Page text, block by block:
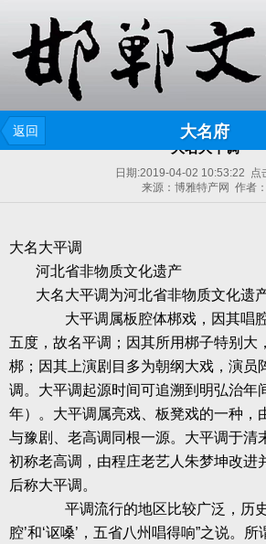
返回 大名府
大名大平调
日期:2019-04-02 10:53:22 点
来源：博雅特产网 作者：
大名大平调
河北省非物质文化遗产
大名大平调为河北省非物质文化遗产
大平调属板腔体梆戏，因其唱腔
五度，故名平调；因其所用梆子特别大
梆；因其上演剧目多为朝纲大戏，演员
调。大平调起源时间可追溯到明弘治年
年）。大平调属亮戏、板凳戏的一种，
与豫剧、老高调同根一源。大平调于清
初称老高调，由程庄老艺人朱梦坤改进
后称大平调。
平调流行的地区比较广泛，历史
腔’和‘讴嗓’，五省八州唱得响”之说。所